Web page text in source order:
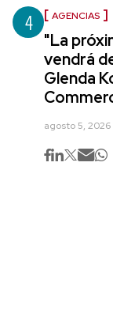
4 AGENCIAS
"La
vendrá
Glenda
agosto 5, 2026